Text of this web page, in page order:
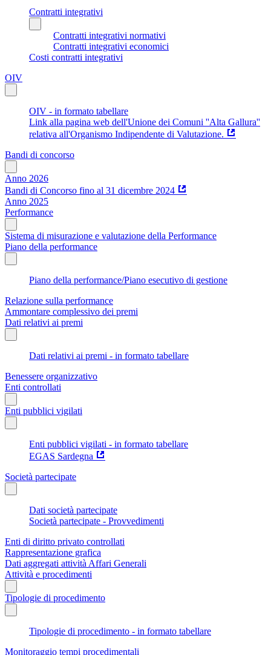
Contratti integrativi
Contratti integrativi normativi
Contratti integrativi economici
Costi contratti integrativi
OIV
OIV - in formato tabellare
Link alla pagina web dell'Unione dei Comuni ''Alta Gallura''
relativa all'Organismo Indipendente di Valutazione.
Bandi di concorso
Anno 2026
Bandi di Concorso fino al 31 dicembre 2024
Anno 2025
Performance
Sistema di misurazione e valutazione della Performance
Piano della performance
Piano della performance/Piano esecutivo di gestione
Relazione sulla performance
Ammontare complessivo dei premi
Dati relativi ai premi
Dati relativi ai premi - in formato tabellare
Benessere organizzativo
Enti controllati
Enti pubblici vigilati
Enti pubblici vigilati - in formato tabellare
EGAS Sardegna
Società partecipate
Dati società partecipate
Società partecipate - Provvedimenti
Enti di diritto privato controllati
Rappresentazione grafica
Dati aggregati attività Affari Generali
Attività e procedimenti
Tipologie di procedimento
Tipologie di procedimento - in formato tabellare
Monitoraggio tempi procedimentali